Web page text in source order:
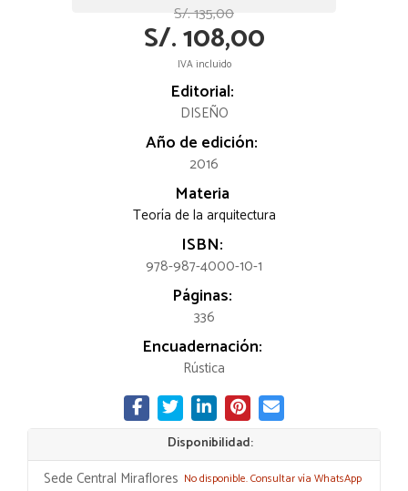
S/. 135,00
S/. 108,00
IVA incluido
Editorial:
DISEÑO
Año de edición:
2016
Materia
Teoría de la arquitectura
ISBN:
978-987-4000-10-1
Páginas:
336
Encuadernación:
Rústica
Disponibilidad:
Sede Central Miraflores No disponible. Consultar vía WhatsApp